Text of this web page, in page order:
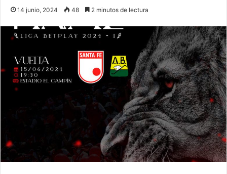
14 junio, 2024 48 2 minutos de lectura